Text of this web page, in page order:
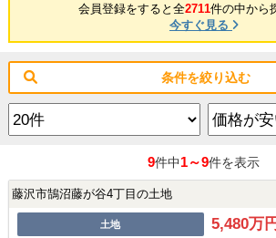
会員登録をすると全2711件の中から
今すぐ見る
条件を絞り込む
9件中1～9件を表示
藤沢市鵠沼藤が谷4丁目の土地
土地 5,480万円